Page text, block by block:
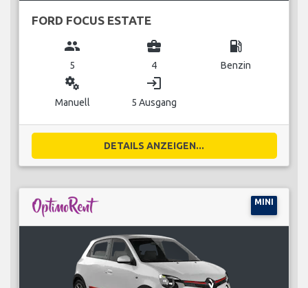
FORD FOCUS ESTATE
group
5
business_center
4
local_gas_station
Benzin
miscellaneous_services
Manuell
login
5 Ausgang
DETAILS ANZEIGEN...
MINI